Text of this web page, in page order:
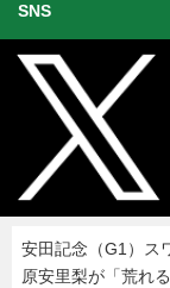
SNS
安田記念（G1）
原安里梨が「荒れ